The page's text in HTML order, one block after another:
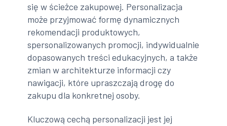
się w ścieżce zakupowej. Personalizacja
może przyjmować formę dynamicznych
rekomendacji produktowych,
spersonalizowanych promocji, indywidualnie
dopasowanych treści edukacyjnych, a także
zmian w architekturze informacji czy
nawigacji, które upraszczają drogę do
zakupu dla konkretnej osoby.
Kluczową cechą personalizacji jest jej